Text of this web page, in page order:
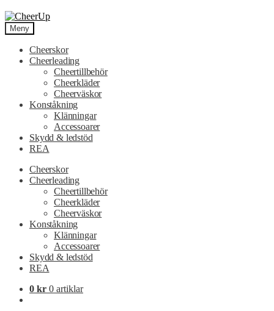
Hoppa
till
navigering
Hoppa
till
innehåll
Meny
Cheerskor
Cheerleading
Cheertillbehör
Cheerkläder
Cheerväskor
Konståkning
Klänningar
Accessoarer
Skydd & ledstöd
REA
Cheerskor
Cheerleading
Cheertillbehör
Cheerkläder
Cheerväskor
Konståkning
Klänningar
Accessoarer
Skydd & ledstöd
REA
0 kr 0 artiklar